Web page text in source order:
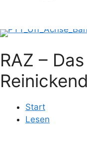
RAZ –
Start
Lesen